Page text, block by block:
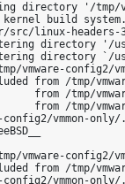
directory '/tmp/
build system.
linux-headers-
directory '/
directory `/
vmware-config2/
from /tmp/
from /tmp/
from /tmp/
config2/vmmon-
vmware-config2/
from /tmp/
config2/vmmon-